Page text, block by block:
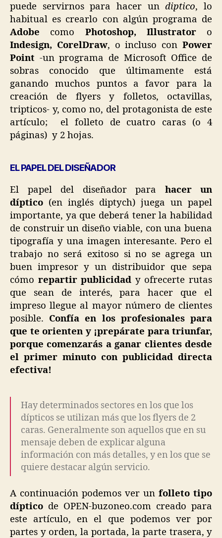
puede servirnos para hacer undiptico, lo
habitual es crearlo con algún programa de
Adobe como Photoshop, Illustratoro
Indesign, CorelDraw, o incluso conPower
Point -un programa de Microsoft Office de
sobras conocido que últimamente está
ganando muchos puntos a favor para la
creación de flyers y folletos, octavillas,
tripticos- y, como no, del protagonista de este
artículo; el folleto de cuatro caras (o 4
páginas) y 2 hojas.
EL PAPEL DEL DISEÑADOR
El papel del diseñador para hacer un
díptico (en inglés diptych) juega un papel
importante, ya que deberá tener la habilidad
de construir un diseño viable, con una buena
tipografía y una imagen interesante. Pero el
trabajo no será exitoso si no se agrega un
buen impresor y un distribuidor que sepa
cómo repartir publicidad y ofrecerte rutas
que sean de interés, para hacer que el
impreso llegue al mayor número de clientes
posible. Confía en los profesionales para
que te orienten y ¡prepárate para triunfar,
porque comenzarás a ganar clientes desde
el primer minuto con publicidad directa
efectiva!
Hay determinados sectores en los que los
dípticos se utilizan más que los flyers de 2
caras. Generalmente son aquellos que en su
mensaje deben de explicar alguna
información con más detalles, y en los que se
quiere destacar algún servicio.
A continuación podemos ver un folleto tipo
díptico de OPEN-buzoneo.com creado para
este artículo, en el que podemos ver por
partes y orden, la portada, la parte trasera, y